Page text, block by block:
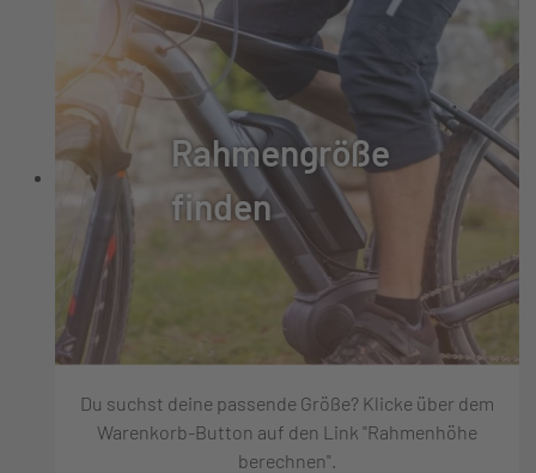
Rahmengröße
finden
Du suchst deine passende Größe? Klicke über dem
Warenkorb-Button auf den Link "Rahmenhöhe
berechnen".